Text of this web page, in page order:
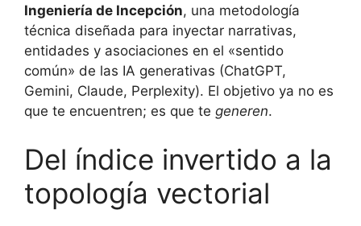
Ingeniería de Incepción, una metodología
técnica diseñada para inyectar narrativas,
entidades y asociaciones en el «sentido
común» de las IA generativas (ChatGPT,
Gemini, Claude, Perplexity). El objetivo ya no es
que te encuentren; es que te generen.
Del índice invertido a la
topología vectorial